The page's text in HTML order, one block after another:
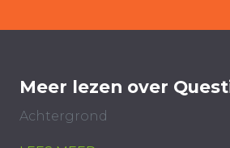
Meer lezen over
Achtergrond